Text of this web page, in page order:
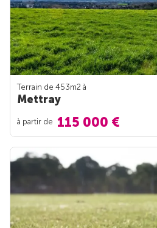
Terrain de 453m2 à
Mettray
à partir de 115 000 €